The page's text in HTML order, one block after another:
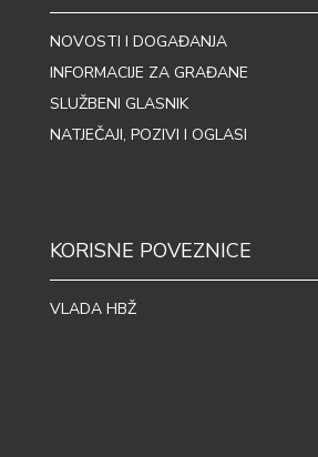
NOVOSTI I DOGAĐANJA
INFORMACIJE ZA GRAĐANE
SLUŽBENI GLASNIK
NATJEČAJI, POZIVI I OGLASI
KORISNE POVEZNICE
VLADA HBŽ